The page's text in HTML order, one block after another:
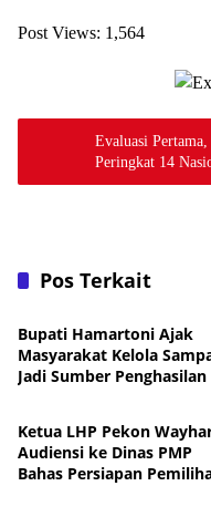
Post Views: 1,564
Evaluasi
Peringkat 14
Pos Terkait
Daerah
Bupati Hamartoni Ajak
Masyarakat Kelola
Jadi Sumber Penghasilan
Daerah
Ketua LHP Pekon
Audiensi ke Dinas PMP
Bahas Persiapan
Daerah